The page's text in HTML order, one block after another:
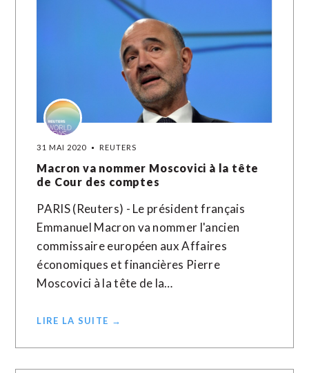
31 MAI 2020 REUTERS
Macron va nommer Moscovici à la tête
de Cour des comptes
PARIS (Reuters) - Le président français
Emmanuel Macron va nommer l'ancien
commissaire européen aux Affaires
économiques et financières Pierre
Moscovici à la tête de la…
LIRE LA SUITE →